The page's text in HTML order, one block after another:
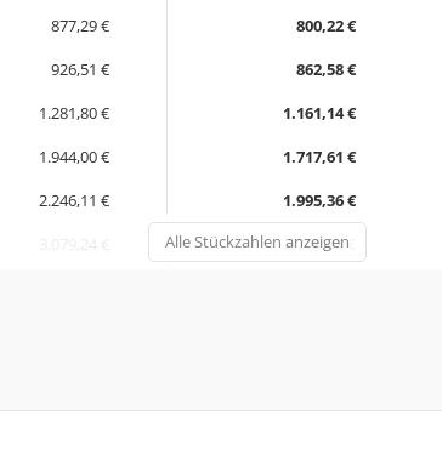
877,29 € 800,22 €
926,51 € 862,58 €
1.281,80 € 1.161,14 €
1.944,00 € 1.717,61 €
2.246,11 € 1.995,36 €
2.708,05 €
Alle Stückzahlen anzeigen